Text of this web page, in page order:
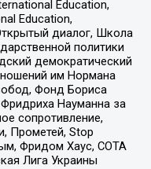
Education,
Education,
диалог, Школа
политики
демократический
им Нормана
Фонд Бориса
Науманна за
сопротивление,
Прометей, Stop
Фридом Хаус, СОТА
Лига Украины